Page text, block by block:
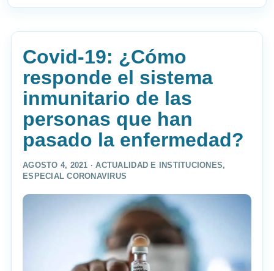
Covid-19: ¿Cómo
responde el sistema
inmunitario de las
personas que han
pasado la enfermedad?
AGOSTO 4, 2021 ·ACTUALIDAD E INSTITUCIONES,
ESPECIAL CORONAVIRUS